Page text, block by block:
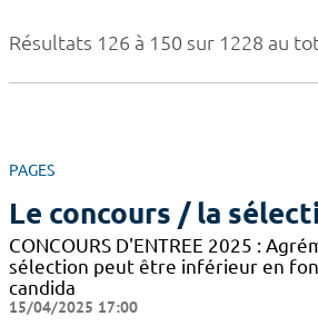
Résultats 126 à 150 sur 1228 au
PAGES
Le concours / la
CONCOURS D'ENTREE 2025 :
sélection peut être inférieur en
candida
15/04/2025 17:00